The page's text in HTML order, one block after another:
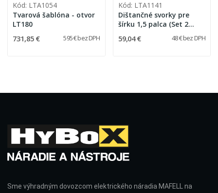
Kód: LTA1054
Tvarová šablóna - otvor
LT180
731,85 € 595 € bez DPH
Kód: LTA1141
Dištančné svorky pre
šírku 1,5 palca (Set 2
59,04 € 48 € bez DPH
Sme výhradným dovozcom elektrického náradia MAFELL na